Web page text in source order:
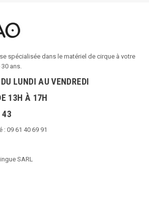
spécialisée dans le matériel de cirque à votre
ans.
LUNDI AU VENDREDI
13H À 17H
43
09 61 40 69 91
SARL